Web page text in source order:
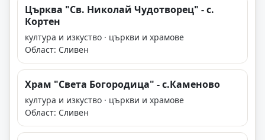
Църква "Св. Николай Чудотворец" - с.
Кортен
култура и изкуство · църкви и храмове
Област: Сливен
Храм "Света Богородица" - с.Каменово
култура и изкуство · църкви и храмове
Област: Сливен